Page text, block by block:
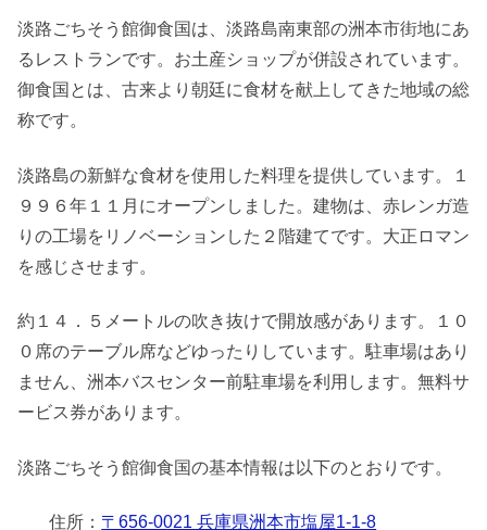
淡路ごちそう館御食国は、淡路島南東部の洲本市街地にあ
るレストランです。お土産ショップが併設されています。
御食国とは、古来より朝廷に食材を献上してきた地域の総
称です。
淡路島の新鮮な食材を使用した料理を提供しています。１
９９６年１１月にオープンしました。建物は、赤レンガ造
りの工場をリノベーションした２階建てです。大正ロマン
を感じさせます。
約１４．５メートルの吹き抜けで開放感があります。１０
０席のテーブル席などゆったりしています。駐車場はあり
ません、洲本バスセンター前駐車場を利用します。無料サ
ービス券があります。
淡路ごちそう館御食国の基本情報は以下のとおりです。
住所： 〒656-0021 兵庫県洲本市塩屋1-1-8